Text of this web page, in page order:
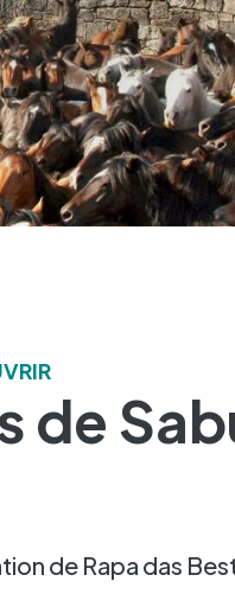
de
de Rapa das